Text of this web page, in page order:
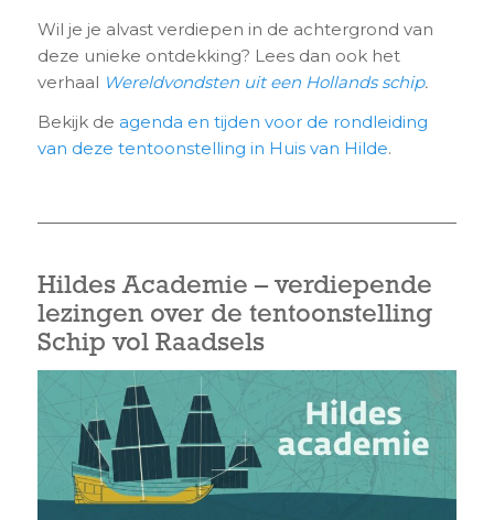
Wil je je alvast verdiepen in de achtergrond van
deze unieke ontdekking? Lees dan ook het
verhaal Wereldvondsten uit een Hollands schip.
Bekijk de agenda en tijden voor de rondleiding
van deze tentoonstelling in Huis van Hilde.
Hildes Academie – verdiepende
lezingen over de tentoonstelling
Schip vol Raadsels